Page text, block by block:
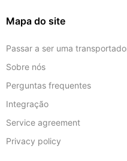
Mapa do site
Passar a ser uma
Sobre nós
Perguntas frequentes
Integração
Service agreement
Privacy policy